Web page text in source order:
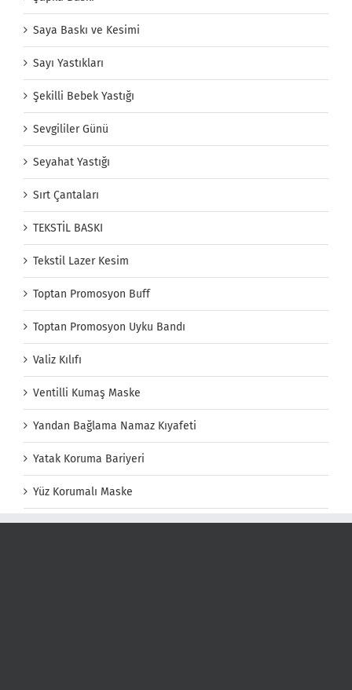
Saya Baskı ve Kesimi
Sayı Yastıkları
Şekilli Bebek Yastığı
Sevgililer Günü
Seyahat Yastığı
Sırt Çantaları
TEKSTİL BASKI
Tekstil Lazer Kesim
Toptan Promosyon Buff
Toptan Promosyon Uyku Bandı
Valiz Kılıfı
Ventilli Kumaş Maske
Yandan Bağlama Namaz Kıyafeti
Yatak Koruma Bariyeri
Yüz Korumalı Maske